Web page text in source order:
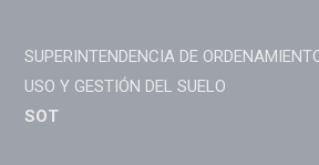
SUPERINTENDENCIA DE
USO Y GESTIÓN DEL SUELO
SOT